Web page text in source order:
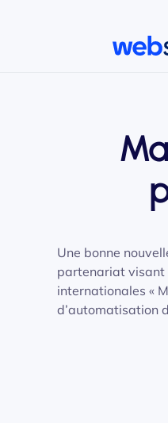
Accéder au contenu
Une bonne
partenariat visant
internationales «
d’automatisation